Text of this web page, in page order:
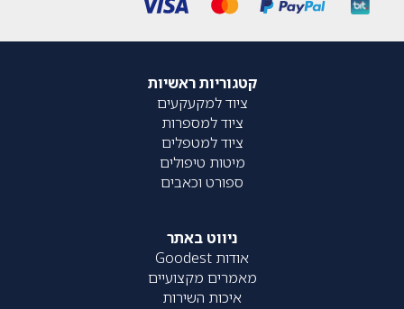
קטגוריות ראשיות
ציוד למקעקעים
ציוד למספרות
ציוד למטפלים
מיטות טיפולים
ספורט וכאבים
ניווט באתר
אודות Goodest
מאמרים מקצועיים
איכות השירות